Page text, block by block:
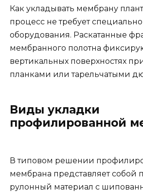
Как укладывать мембрану
процесс не требует
оборудования. Раскатанные
мембранного полотна
вертикальных поверхностях
планками или тарельчатыми
Виды укладки
профилированной
В типовом решении
мембрана представляет собой
рулонный материал с